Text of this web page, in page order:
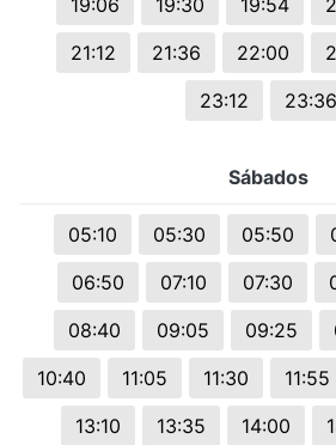
19:06
19:30 19:54
21:12
21:36 22:00
23:12
23:36
Sábados
05:10 05:30 05:50
06:50
07:10 07:30
08:40
09:05 09:25
10:40
11:05 11:30 11:55
13:10
13:35 14:00